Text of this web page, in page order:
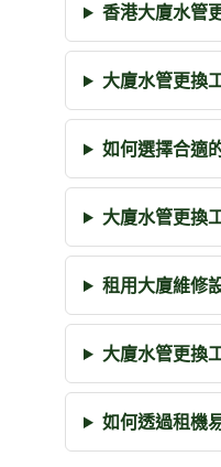
香港大廈水管
大廈水管更換
如何選擇合適
大廈水管更換
租用大廈維修
大廈水管更換
如何透過租機